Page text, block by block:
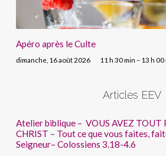
Apéro après le Culte
dimanche, 16 août 2026 11 h 30 min – 13 h 00
Articles EEV
Atelier biblique – VOUS AVEZ TOUT
CHRIST – Tout ce que vous faites,
Seigneur– Colossiens 3.18-4.6